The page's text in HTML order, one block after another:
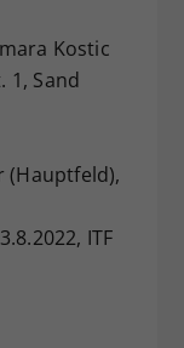
Kostic
1, Sand
(Hauptfeld),
ITF